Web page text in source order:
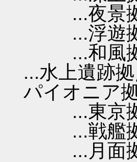
...夜景拠
...浮遊拠
...和風拠
...水上遺跡
パイオニア
...東京拠
...戦艦拠
...月面拠